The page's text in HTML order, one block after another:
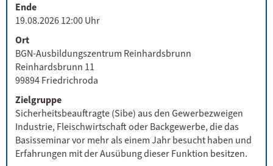
Ende
19.08.2026 12:00 Uhr
Ort
BGN-Ausbildungszentrum Reinhardsbrunn
Reinhardsbrunn 11
99894 Friedrichroda
Zielgruppe
Sicherheitsbeauftragte (Sibe) aus den Gewerbezweigen
Industrie, Fleischwirtschaft oder Backgewerbe, die das
Basisseminar vor mehr als einem Jahr besucht haben und
Erfahrungen mit der Ausübung dieser Funktion besitzen.